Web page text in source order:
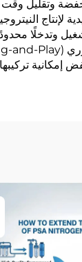
وتقليل وقت
لإنتاج
وتدخلًا
إمكانية